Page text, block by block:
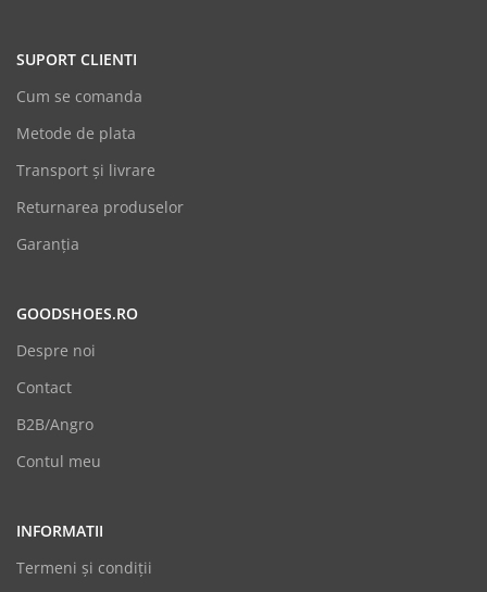
SUPORT CLIENTI
Cum se comanda
Metode de plata
Transport și livrare
Returnarea produselor
Garanția
GOODSHOES.RO
Despre noi
Contact
B2B/Angro
Contul meu
INFORMATII
Termeni şi condiții